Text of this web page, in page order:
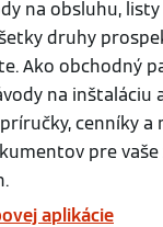
na obsluhu,
druhy
Ako obchodný
na inštaláciu
cenníky a
pre vaše
aplikácie